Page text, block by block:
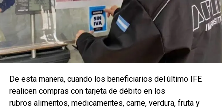
De esta manera, cuando los beneficiarios del último IFE
realicen compras con tarjeta de débito en los
rubros alimentos, medicamentes, carne, verdura, fruta y